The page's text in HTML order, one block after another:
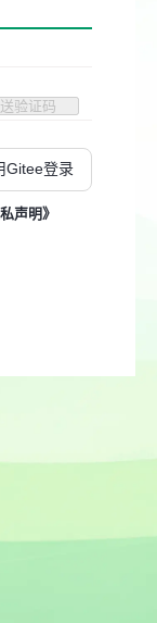
验证码
Gitee登录
私声明》